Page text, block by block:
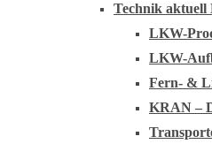
Technik aktuell
LKW-
LKW-
Fern- &
KRAN –